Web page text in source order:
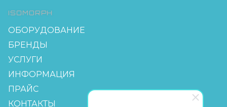
ISOMORPH
ОБОРУДОВАНИЕ
БРЕНДЫ
УСЛУГИ
ИНФОРМАЦИЯ
ПРАЙС
КОНТАКТЫ